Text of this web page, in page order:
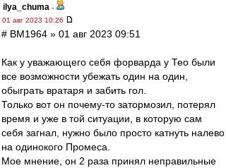
ilya_chuma -
01 авг 2023 10:26
# BM1964 » 01 авг 2023 09:51
Как у уважающего себя форварда у Тео были
все возможности убежать один на один,
обыграть вратаря и забить гол.
Только вот он почему-то затормозил, потерял
время и уже в той ситуации, в которую сам
себя загнал, нужно было просто катнуть налево
на одинокого Промеса.
Мое мнение, он 2 раза принял неправильные